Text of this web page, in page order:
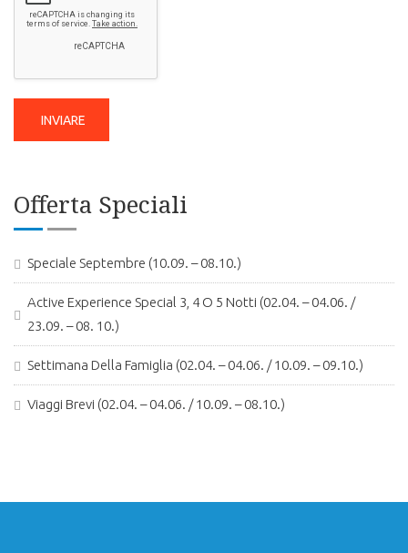
Offerta Speciali
Speciale Septembre (10.09. – 08.10.)
Active Experience Special 3, 4 O 5 Notti (02.04. – 04.06. /
23.09. – 08. 10.)
Settimana Della Famiglia (02.04. – 04.06. / 10.09. – 09.10.)
Viaggi Brevi (02.04. – 04.06. / 10.09. – 08.10.)